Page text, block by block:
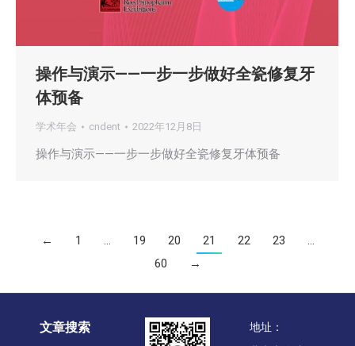
操作与演示——一步一步做好全瓷修复牙
体预备
学术年会 cndent 2022年12月8日
操作与演示——一步一步做好全瓷修复牙体预备
← 1 … 19 20 21 22 23
…
60
→
文章搜索
地址：